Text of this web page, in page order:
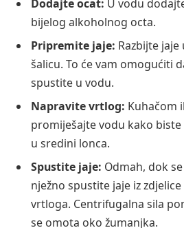
Dodajte ocat: U vodu
bijelog alkoholnog octa.
Pripremite jaje: Razbijte
šalicu. To će vam omogućiti
spustite u vodu.
Napravite vrtlog: Kuhačom
promiješajte vodu kako
u sredini lonca.
Spustite jaje: Odmah, dok
nježno spustite jaje iz
vrtloga. Centrifugalna sila
se omota oko žumanjka.